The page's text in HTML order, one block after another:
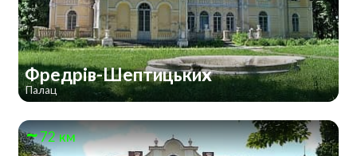
Фредрів-Шептицьких
Палац
72 км